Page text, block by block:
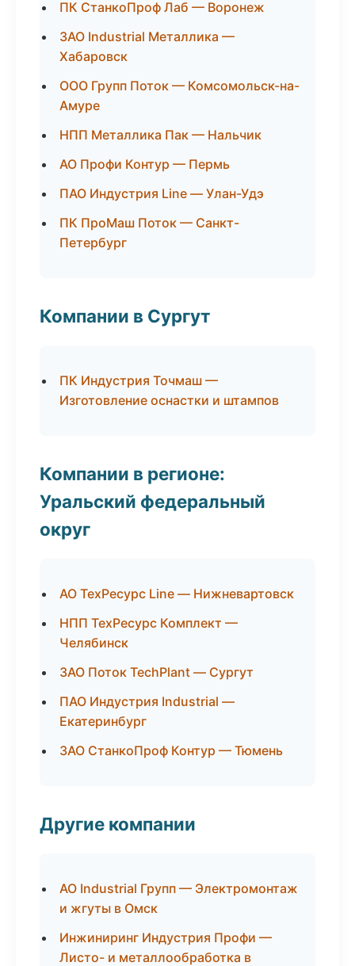
ПК СтанкоПроф Лаб — Воронеж
ЗАО Industrial Металлика —
Хабаровск
ООО Групп Поток — Комсомольск-на-
Амуре
НПП Металлика Пак — Нальчик
АО Профи Контур — Пермь
ПАО Индустрия Line — Улан-Удэ
ПК ПроМаш Поток — Санкт-
Петербург
Компании в Сургут
ПК Индустрия Точмаш —
Изготовление оснастки и штампов
Компании в регионе:
Уральский федеральный
округ
АО ТехРесурс Line — Нижневартовск
НПП ТехРесурс Комплект —
Челябинск
ЗАО Поток TechPlant — Сургут
ПАО Индустрия Industrial —
Екатеринбург
ЗАО СтанкоПроф Контур — Тюмень
Другие компании
АО Industrial Групп — Электромонтаж
и жгуты в Омск
Инжиниринг Индустрия Профи —
Листо- и металлообработка в